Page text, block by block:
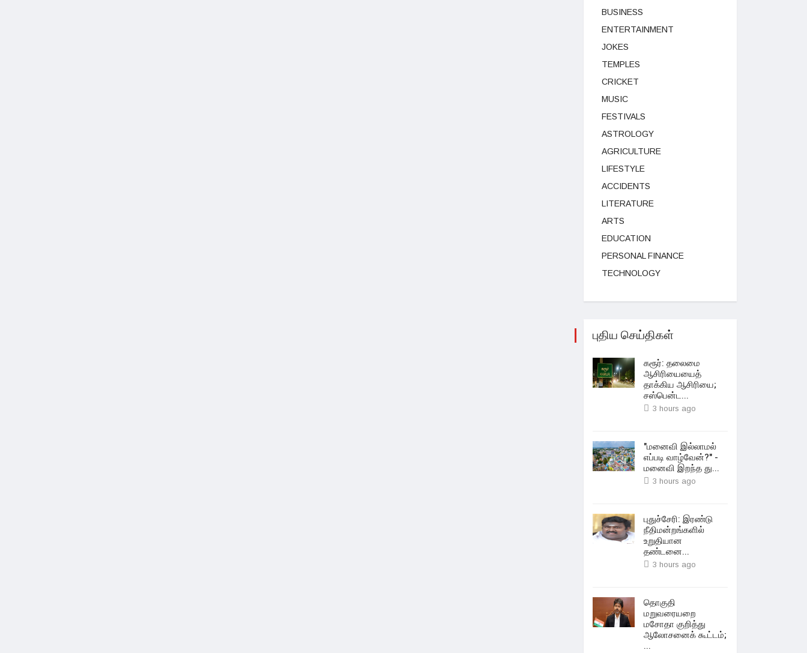
BUSINESS
ENTERTAINMENT
JOKES
TEMPLES
CRICKET
MUSIC
FESTIVALS
ASTROLOGY
AGRICULTURE
LIFESTYLE
ACCIDENTS
LITERATURE
ARTS
EDUCATION
PERSONAL FINANCE
TECHNOLOGY
புதிய செய்திகள்
கரூர்: தலைமை
ஆசிரியையைத்
தாக்கிய ஆசிரியை;
சஸ்பென்ட...
3 hours ago
"மனைவி இல்லாமல்
எப்படி வாழ்வேன்?" -
மனைவி இறந்த து...
3 hours ago
புதுச்சேரி: இரண்டு
நீதிமன்றங்களில்
உறுதியான
தண்டனை...
3 hours ago
தொகுதி
மறுவரையறை
மசோதா குறித்து
ஆலோசனைக் கூட்டம்;
...